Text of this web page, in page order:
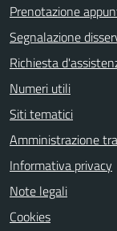
Prenotazione
Segnalazione
Richiesta
Numeri utili
Siti tematici
Amministrazione
Informativa privacy
Note legali
Cookies